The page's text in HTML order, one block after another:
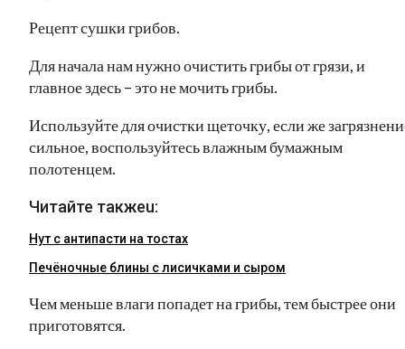
Рецепт сушки грибов.
Для начала нам нужно очистить грибы от грязи, и
главное здесь – это не мочить грибы.
Используйте для очистки щеточку, если же
сильное, воспользуйтесь влажным бумажным
полотенцем.
Читайте такжеu:
Нут с антипасти на тостах
Печёночные блины с лисичками и сыром
Чем меньше влаги попадет на грибы, тем быстрее они
приготовятся.